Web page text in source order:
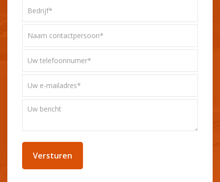
contactpersoon*
*
telefoonnummer
*
mailadres